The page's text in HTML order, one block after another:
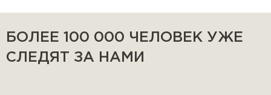
БОЛЕЕ 100 000 ЧЕЛОВЕК УЖЕ
СЛЕДЯТ ЗА НАМИ